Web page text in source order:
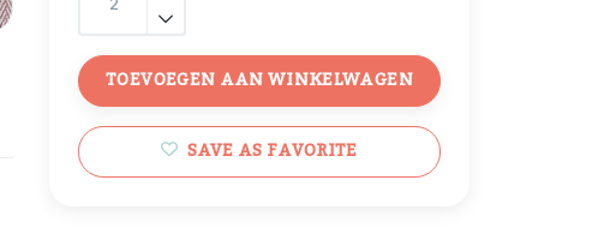
TOEVOEGEN AAN WINKELWAGEN
SAVE AS FAVORITE